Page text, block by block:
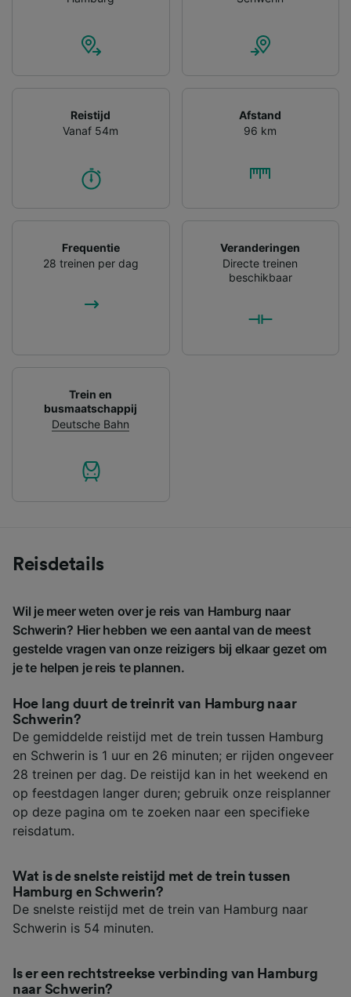
Reistijd
Vanaf 54m
Afstand
96 km
Frequentie
28 treinen per dag
Veranderingen
Directe treinen
beschikbaar
Trein en
busmaatschappij
Deutsche Bahn
Reisdetails
Wil je meer weten over je reis van Hamburg naar
Schwerin? Hier hebben we een aantal van de meest
gestelde vragen van onze reizigers bij elkaar gezet om
je te helpen je reis te plannen.
Hoe lang duurt de treinrit van Hamburg naar
Schwerin?
De gemiddelde reistijd met de trein tussen Hamburg
en Schwerin is 1 uur en 26 minuten; er rijden ongeveer
28 treinen per dag. De reistijd kan in het weekend en
op feestdagen langer duren; gebruik onze reisplanner
op deze pagina om te zoeken naar een specifieke
reisdatum.
Wat is de snelste reistijd met de trein tussen
Hamburg en Schwerin?
De snelste reistijd met de trein van Hamburg naar
Schwerin is 54 minuten.
Is er een rechtstreekse verbinding van Hamburg
naar Schwerin?
gevraagd om je niet te volgen.
Wij en onze partners verwerken gegevens
voor de volgende doeleinden:
Precieze geolocatiegegevens gebruiken. De
apparaatkenmerken actief scannen ter
opslaan en/of openen. Gepersonaliseerde
advertenties en content, advertentie- en
ontwikkeling van diensten.
Partnerlijst (derden)